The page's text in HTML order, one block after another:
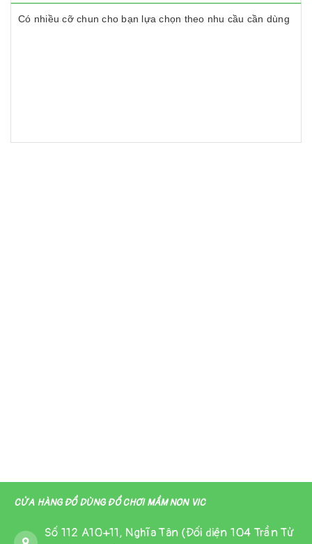
Có nhiều cỡ chun cho bạn lựa chọn theo nhu cầu cần dùng
CỬA HÀNG ĐỒ DÙNG ĐỒ CHƠI MẦM NON VIC
Số 112 A10+11, Nghĩa Tân (Đối diện 104 Trần Tử